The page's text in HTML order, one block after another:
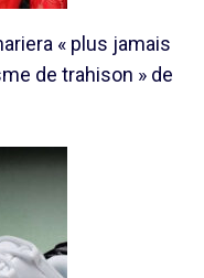
« plus jamais
de trahison » de